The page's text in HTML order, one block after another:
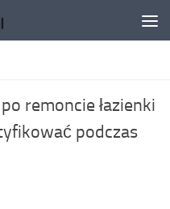
remoncie łazienki
podczas